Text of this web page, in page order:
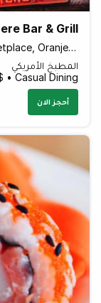
Bar & Grill
L.G. Smith Boulevard 9 Renaissance Marketplace, Oranjestad Aruba
المطبخ الأمريكي
Casual Dining • $$
أحجز الان